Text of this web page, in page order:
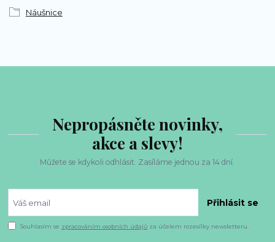
Náušnice
Nepropásněte novinky,
akce a slevy!
Můžete se kdykoli odhlásit. Zasíláme jednou za 14 dní.
Přihlásit se
Souhlasím se zpracováním osobních údajů za účelem rozesílky newsletteru.